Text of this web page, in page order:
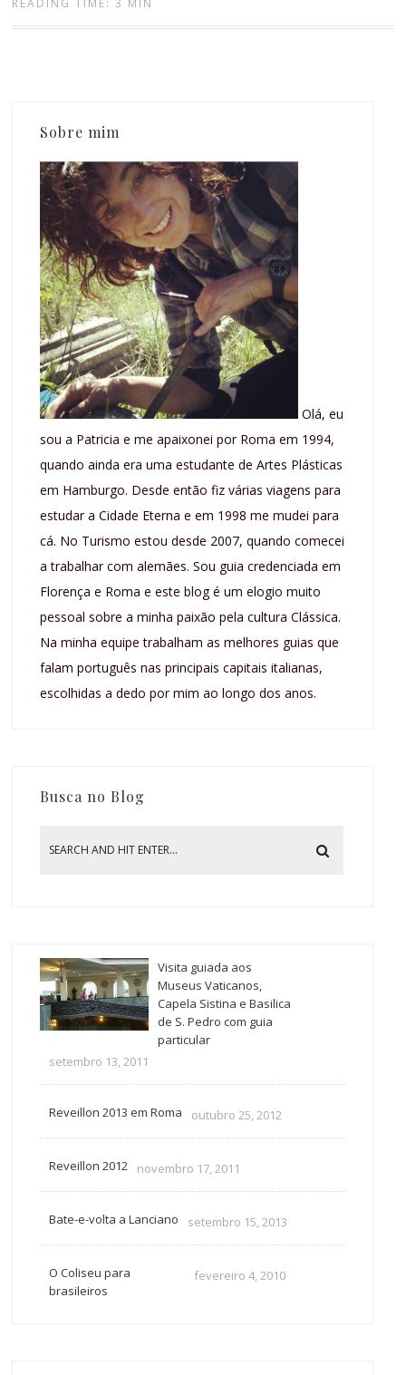
Sobre mim
Olá, eu
sou a Patricia e me apaixonei por Roma em 1994,
quando ainda era uma estudante de Artes Plásticas
em Hamburgo. Desde então fiz várias viagens para
estudar a Cidade Eterna e em 1998 me mudei para
cá. No Turismo estou desde 2007, quando comecei
a trabalhar com alemães. Sou guia credenciada em
Florença e Roma e este blog é um elogio muito
pessoal sobre a minha paixão pela cultura Clássica.
Na minha equipe trabalham as melhores guias que
falam português nas principais capitais italianas,
escolhidas a dedo por mim ao longo dos anos.
Busca no Blog
Visita guiada aos
Museus Vaticanos,
Capela Sistina e Basilica
de S. Pedro com guia
particular
setembro 13, 2011
Reveillon 2013 em Roma outubro 25, 2012
Reveillon 2012 novembro 17, 2011
Bate-e-volta a Lanciano setembro 15, 2013
O Coliseu para
brasileiros
fevereiro 4, 2010